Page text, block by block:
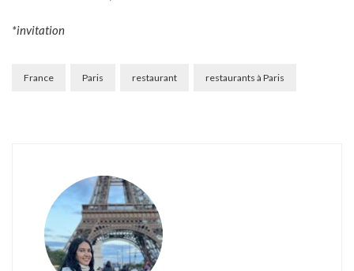
*invitation
France Paris restaurant restaurants à Paris